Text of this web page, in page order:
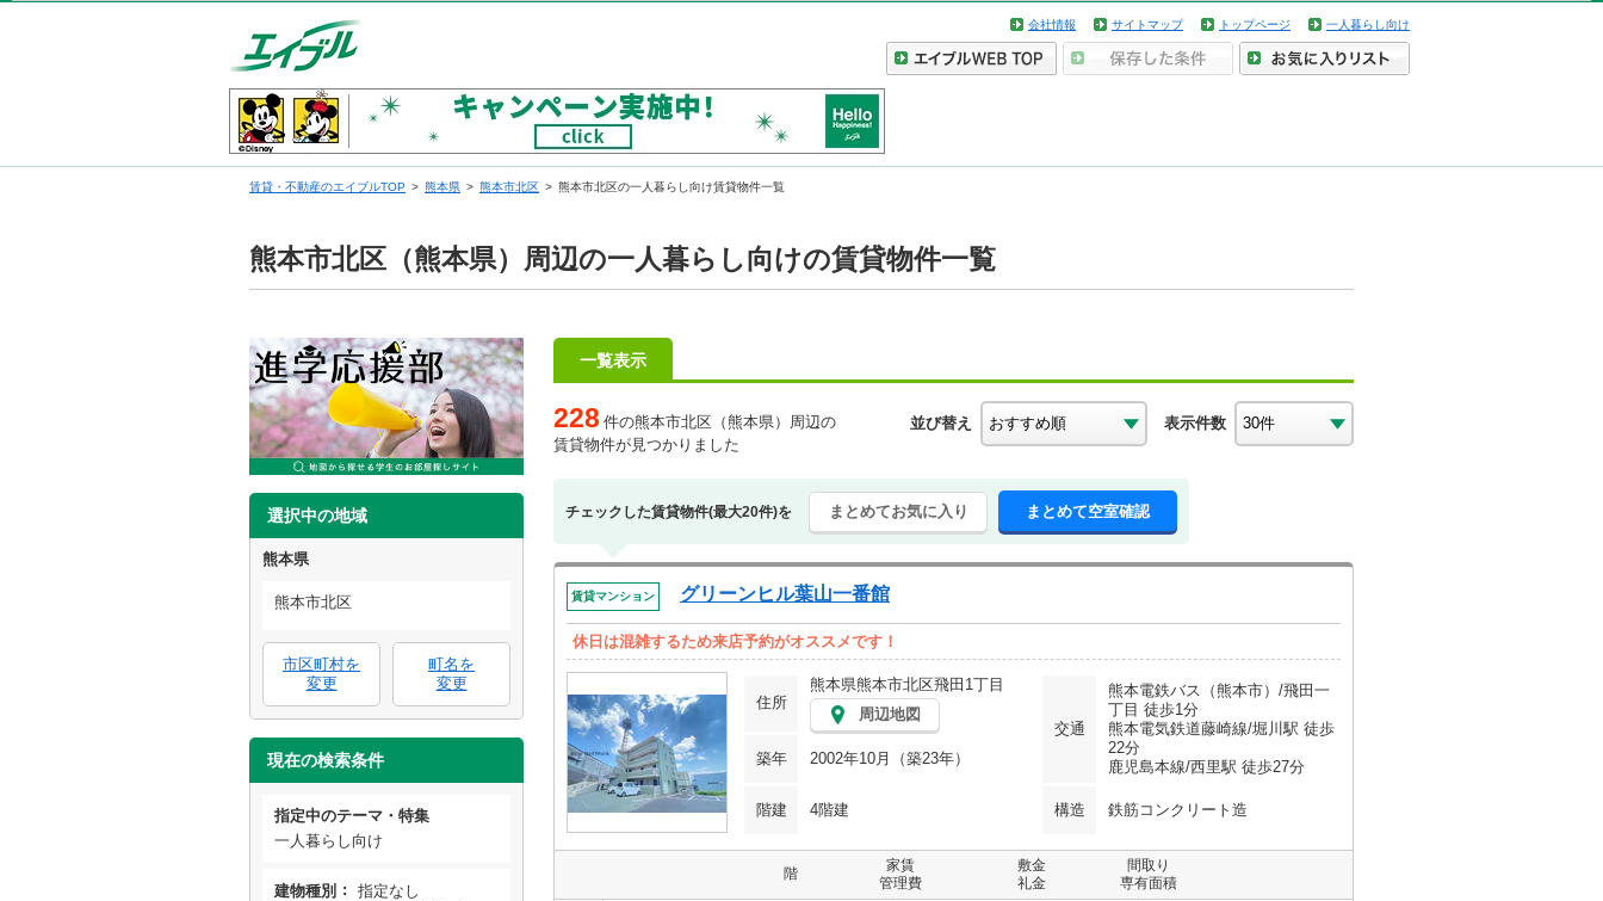
会社情報 サイトマップ トップページ 一人暮らし向け
賃貸・不動産のエイブルTOP 熊本県 熊本市北区 熊本市北区の一人暮らし向け賃貸物件一覧
熊本市北区（熊本県）周辺の一人暮らし向けの賃貸物件一覧
選択中の地域
熊本県
熊本市北区
市区町村を
変更
町名を
変更
現在の検索条件
指定中のテーマ・特集
一人暮らし向け
建物種別
指定なし
一覧表示
228 件の熊本市北区（熊本県）周辺の
賃貸物件が見つかりました
並び替え 表示件数
チェックした賃貸物件(最大20件)を まとめてお気に入り まとめて空室確認
賃貸マンション グリーンヒル葉山一番館
休日は混雑するため来店予約がオススメです！
住所
熊本県熊本市北区飛田1丁目
周辺地図
交通
熊本電鉄バス（熊本市）/飛田一
丁目 徒歩1分
熊本電気鉄道藤崎線/堀川駅 徒歩
22分
鹿児島本線/西里駅 徒歩27分
築年 2002年10月（築23年）
階建 4階建 構造 鉄筋コンクリート造
階
家賃
管理費
敷金
礼金
間取り
専有面積